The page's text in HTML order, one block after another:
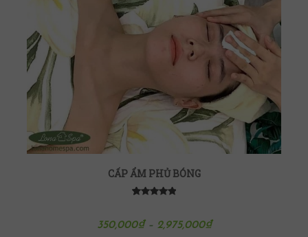
CẤP ẨM PHỦ BÓNG
customer
ratings
350,000₫– 2,975,000₫